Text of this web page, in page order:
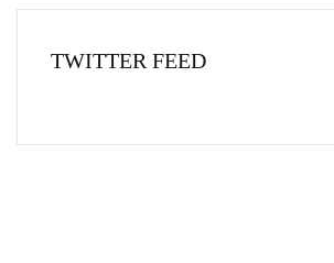
TWITTER FEED